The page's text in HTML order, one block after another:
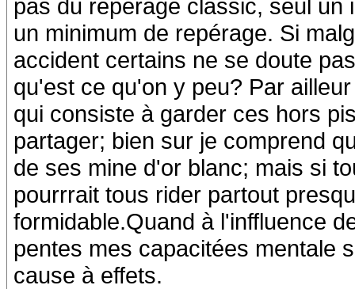
pas du repérage classic, seul
un minimum de repérage. Si
accident certains ne se doute
qu'est ce qu'on y peu? Par
qui consiste à garder ces hors
partager; bien sur je comprend
de ses mine d'or blanc; mais si
pourrrait tous rider partout
formidable.Quand à l'inffluence
pentes mes capacitées mentale
cause à effets.